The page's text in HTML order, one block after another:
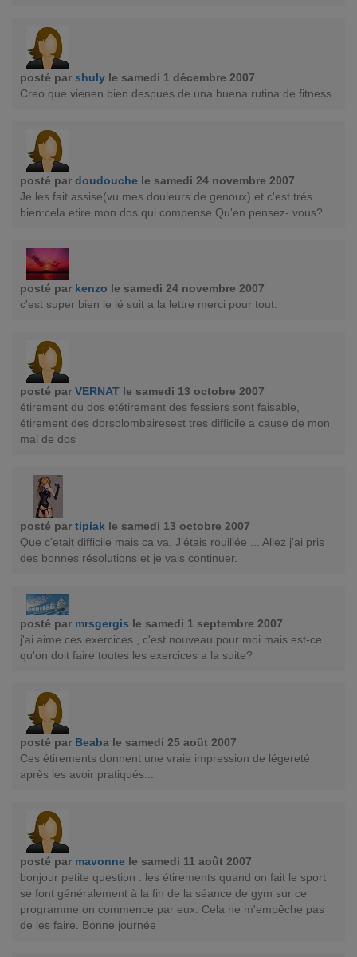
posté par shuly le samedi 1 décembre 2007
Creo que vienen bien despues de una buena rutina de fitness.
posté par doudouche le samedi 24 novembre 2007
Je les fait assise(vu mes douleurs de genoux) et c'est trés
bien:cela etire mon dos qui compense.Qu'en pensez- vous?
posté par kenzo le samedi 24 novembre 2007
c'est super bien le lé suit a la lettre merci pour tout.
posté par VERNAT le samedi 13 octobre 2007
étirement du dos etétirement des fessiers sont faisable,
étirement des dorsolombairesest tres difficile a cause de mon
mal de dos
posté par tipiak le samedi 13 octobre 2007
Que c'etait difficile mais ca va. J'étais rouillée ... Allez j'ai pris
des bonnes résolutions et je vais continuer.
posté par mrsgergis le samedi 1 septembre 2007
j'ai aime ces exercices , c'est nouveau pour moi mais est-ce
qu'on doit faire toutes les exercices a la suite?
posté par Beaba le samedi 25 août 2007
Ces étirements donnent une vraie impression de légereté
après les avoir pratiqués...
posté par mavonne le samedi 11 août 2007
bonjour petite question : les étirements quand on fait le sport
se font généralement à la fin de la séance de gym sur ce
programme on commence par eux. Cela ne m'empêche pas
de les faire. Bonne journée